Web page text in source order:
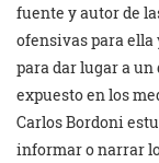
fuente y autor de
ofensivas para ella
para dar lugar a
expuesto en los
Carlos Bordoni
informar o narrar